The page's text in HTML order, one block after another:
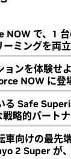
NOW で、1
ーミングを両立
ョンを体験
NOW に登
る Safe
略的パート
車向けの最先
2 Super が